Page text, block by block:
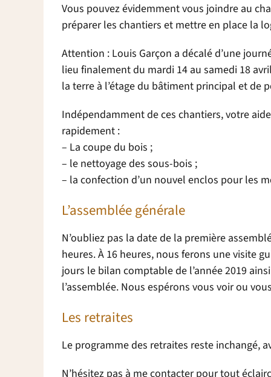
Vous pouvez évidemment vous joindre au
préparer les chantiers et mettre en place la
Attention : Louis Garçon a décalé d’une
lieu finalement du mardi 14 au samedi 18
la terre à l’étage du bâtiment principal et de
Indépendamment de ces chantiers, votre
rapidement :
– La coupe du bois ;
– le nettoyage des sous-bois ;
– la confection d’un nouvel enclos pour les
L’assemblée générale
N’oubliez pas la date de la première
heures. À 16 heures, nous ferons une visite
jours le bilan comptable de l’année 2019
l’assemblée. Nous espérons vous voir ou
Les retraites
Le programme des retraites reste inchangé,
N’hésitez pas à me contacter pour tout